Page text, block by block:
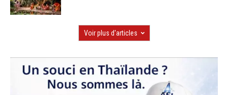
Voir plus d'articles